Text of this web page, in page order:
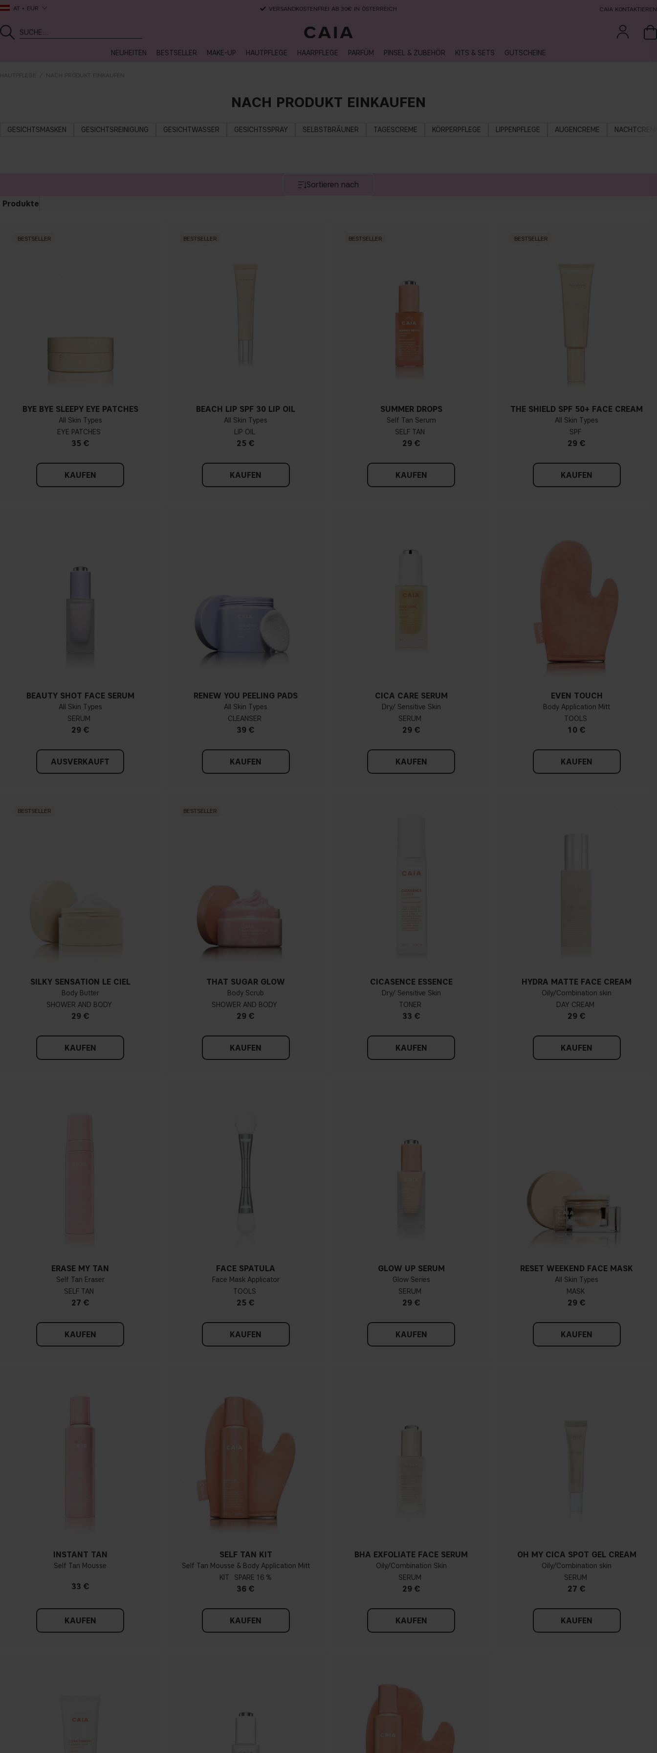
AT EUR LIEFERUNG NACH HAUSE, LIEFERZEIT 2-4 WERKTAGE CAIA KONTAKTIEREN
NEUHEITEN BESTSELLER MAKE-UP HAUTPFLEGE HAARPFLEGE PARFÜM PINSEL & ZUBEHÖR KITS & SETS GUTSCHEINE
HAUTPFLEGE NACH PRODUKT EINKAUFEN
NACH PRODUKT EINKAUFEN
GESICHTSMASKEN GESICHTSREINIGUNG GESICHTWASSER GESICHTSSPRAY SELBSTBRÄUNER TAGESCREME KÖRPERPFLEGE LIPPENPFLEGE AUGENCREME
Sortieren nach
Produkte
BESTSELLER
BYE BYE SLEEPY EYE PATCHES
All Skin Types
EYE PATCHES
35 €
KAUFEN
BESTSELLER
BEACH LIP SPF 30 LIP OIL
All Skin Types
LIP OIL
25 €
KAUFEN
BESTSELLER
SUMMER DROPS
Self Tan Serum
SELF TAN
29 €
KAUFEN
BESTSELLER
THE SHIELD SPF 50+ FACE CREAM
All Skin Types
SPF
29 €
KAUFEN
BEAUTY SHOT FACE SERUM
All Skin Types
SERUM
29 €
AUSVERKAUFT
RENEW YOU PEELING PADS
All Skin Types
CLEANSER
39 €
KAUFEN
CICA CARE SERUM
Dry/ Sensitive Skin
SERUM
29 €
KAUFEN
EVEN TOUCH
Body Application Mitt
TOOLS
10 €
KAUFEN
BESTSELLER
SILKY SENSATION LE CIEL
Body Butter
SHOWER AND BODY
29 €
KAUFEN
BESTSELLER
THAT SUGAR GLOW
Body Scrub
SHOWER AND BODY
29 €
KAUFEN
CICASENCE ESSENCE
Dry/ Sensitive Skin
TONER
33 €
KAUFEN
HYDRA MATTE FACE CREAM
Oily/Combination skin
DAY CREAM
29 €
KAUFEN
ERASE MY TAN
Self Tan Eraser
SELF TAN
27 €
KAUFEN
FACE SPATULA
Face Mask Applicator
TOOLS
25 €
KAUFEN
GLOW UP SERUM
Glow Series
SERUM
29 €
KAUFEN
RESET WEEKEND FACE MASK
All Skin Types
MASK
29 €
KAUFEN
INSTANT TAN
Self Tan Mousse
33 €
KAUFEN
SELF TAN KIT
Self Tan Mousse & Body Application Mitt
KIT
16 %
36 €
KAUFEN
BHA EXFOLIATE FACE SERUM
Oily/Combination Skin
SERUM
29 €
KAUFEN
OH MY CICA SPOT GEL CREAM
Oily/Combination skin
SERUM
27 €
KAUFEN